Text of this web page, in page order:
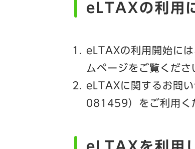
eLTAXの利用
eLTAXの利用開始に
ムページをご覧くださ
eLTAXに関するお問
081459）をご利用く
eLTAXを利用